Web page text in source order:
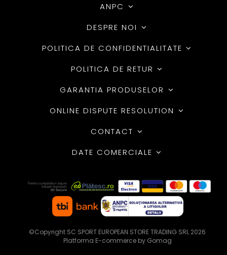
ANPC
DESPRE NOI
POLITICA DE CONFIDENTIALITATE
POLITICA DE RETUR
GARANTIA PRODUSELOR
ONLINE DISPUTE RESOLUTION
CONTACT
DATE COMERCIALE
©Copyright SC SPORT EUROPEAN STORE TRADING SRL 2026
Platforma E-commerce by Gomag